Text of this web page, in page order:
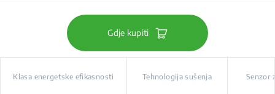
Gdje kupiti
Klasa energetske efikasnosti Tehnologija sušenja Senzor